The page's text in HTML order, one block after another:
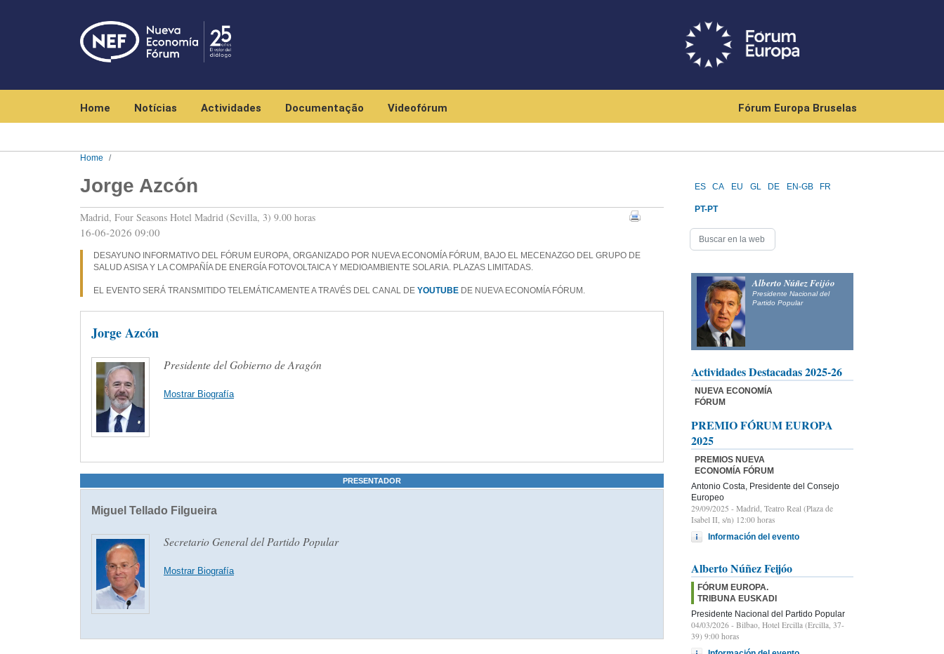
Home Notícias Actividades Documentação Videofórum Fórum Europa Bruselas
Home
Jorge Azcón
Madrid, Four Seasons Hotel Madrid (Sevilla, 3) 9.00 horas
16-06-2026 09:00
DESAYUNO INFORMATIVO DEL FÓRUM EUROPA, ORGANIZADO POR NUEVA ECONOMÍA FÓRUM, BAJO EL MECENAZGO DEL GRUPO DE
SALUD ASISA Y LA COMPAÑÍA DE ENERGÍA FOTOVOLTAICA Y MEDIOAMBIENTE SOLARIA. PLAZAS LIMITADAS.
EL EVENTO SERÁ TRANSMITIDO TELEMÁTICAMENTE A TRAVÉS DEL CANAL DE YOUTUBE DE NUEVA ECONOMÍA FÓRUM.
Jorge Azcón
Presidente del Gobierno de Aragón
Mostrar Biografía
PRESENTADOR
Miguel Tellado Filgueira
Secretario General del Partido Popular
Mostrar Biografía
ES CA EU GL DE EN-GB FR
PT-PT
Alberto Núñez Feijóo
Presidente Nacional del
Partido Popular
Actividades Destacadas 2025-26
NUEVA ECONOMÍA
FÓRUM
PREMIO FÓRUM EUROPA
2025
PREMIOS NUEVA
ECONOMÍA FÓRUM
Antonio Costa, Presidente del Consejo
Europeo
29/09/2025 - Madrid, Teatro Real (Plaza de
Isabel II, s/n) 12:00 horas
Información del evento
Alberto Núñez Feijóo
FÓRUM EUROPA.
TRIBUNA EUSKADI
Presidente Nacional del Partido Popular
04/03/2026 - Bilbao, Hotel Ercilla (Ercilla, 37-
39) 9:00 horas